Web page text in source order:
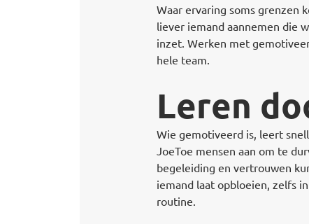
Waar ervaring soms grenzen
liever iemand aannemen die
inzet. Werken met
hele team.
Leren
Wie gemotiveerd is, leert
JoeToe mensen aan om te
begeleiding en vertrouwen
iemand laat opbloeien, zelfs
routine.